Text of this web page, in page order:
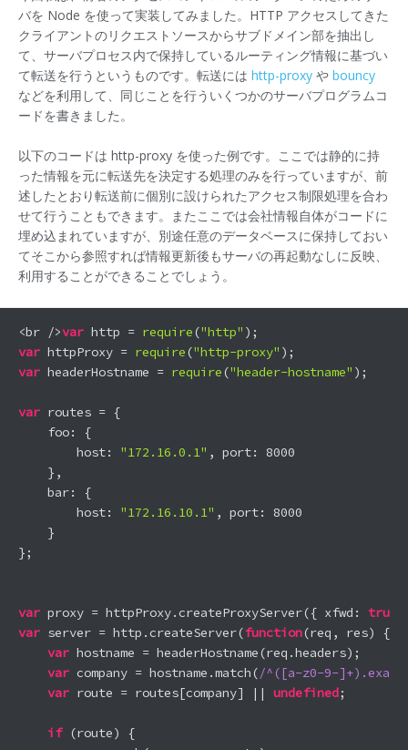
バを Node を使って実装してみました。HTTP アクセスしてきた
クライアントのリクエストソースからサブドメイン部を抽出し
て、サーバプロセス内で保持しているルーティング情報に基づい
て転送を行うというものです。転送には http-proxy や bouncy
などを利用して、同じことを行ういくつかのサーバプログラムコ
ードを書きました。
以下のコードは http-proxy を使った例です。ここでは静的に持
った情報を元に転送先を決定する処理のみを行っていますが、前
述したとおり転送前に個別に設けられたアクセス制限処理を合わ
せて行うこともできます。またここでは会社情報自体がコードに
埋め込まれていますが、別途任意のデータベースに保持しておい
てそこから参照すれば情報更新後もサーバの再起動なしに反映、
利用することができることでしょう。
<br />var http = require ("http"
var httpProxy = require ("http-proxy"
var headerHostname = require ("header-hostname" );
var routes = {
    foo: {
        host:
"172.16.0.1" , port: 8000
    },
    bar: {
        host:
"172.16.10.1" , port: 8000
    }
};
var proxy = httpProxy.createProxyServer({ xfwd: true
var server = http.createServer(function(req, res)
{
var hostname = headerHostname(req.headers);
var company = hostname.match(/^([a-z0-9-
var route = routes[company] || undefined;
if (route) {